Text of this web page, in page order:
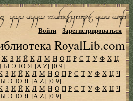
RoyalLib.com
Войти Зарегистрироваться
Ж З И Й К Л М Н О П Р С Т У Ф Х Ц
Ы Э Ю Я [A-Z] [0-9]
З И Й К Л М Н О П Р С Т У Ф Х Ц Ч
Ы Э Ю Я [A-Z] [0-9]
З И Й К Л М Н О П Р С Т У Ф Х Ц Ч
Ы Э Ю Я [A-Z] [0-9]